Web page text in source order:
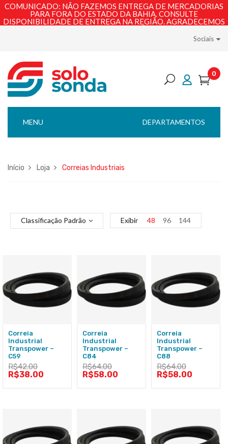
COMUNICADO: NÃO FAZEMOS ENTREGA DE MERCADORIAS
PARA FORA DO ESTADO DA BAHIA. CONSULTE
DISPONIBILIDADE DE ENTREGA NA REGIÃO. AGRADECEMOS
Sociais
0
DEPARTAMENTOS
MENU
Início Loja Correias Industriais
Classificação Padrão Exibir 48 96 144
Correia
Industrial
Transpower –
C59
R$42.00
R$38.00
Correia
Industrial
Transpower –
C84
R$64.00
R$58.00
Correia
Industrial
Transpower –
C88
R$64.00
R$58.00